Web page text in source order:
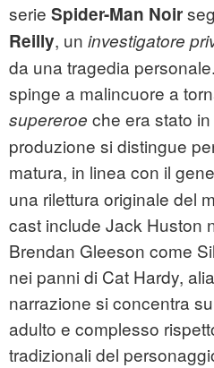
serie Spider-Man Noir
Reilly, un investigatore
da una tragedia
spinge a malincuore a
supereroe che era stato
produzione si distingue
matura, in linea con il
una rilettura originale del
cast include Jack Huston
Brendan Gleeson come
nei panni di Cat Hardy,
narrazione si concentra
adulto e complesso
tradizionali del